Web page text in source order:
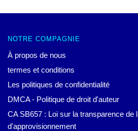
NOTRE COMPAGNIE
À propos de nous
termes et conditions
Les politiques de confidentialité
DMCA - Politique de droit d'auteur
CA SB657 : Loi sur la transparence de
d'approvisionnement